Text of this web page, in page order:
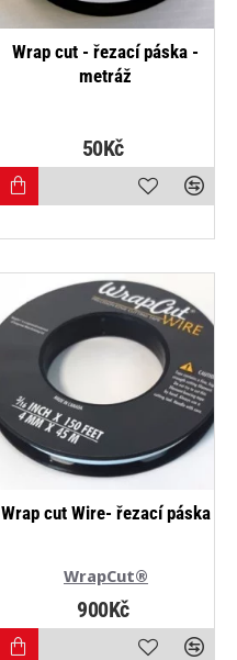
NEJPRODÁVANĚJŠÍ
Wrap cut - řezací páska -
metráž
50Kč
WrapCut®
Wrap cut Wire- řezací páska
900Kč